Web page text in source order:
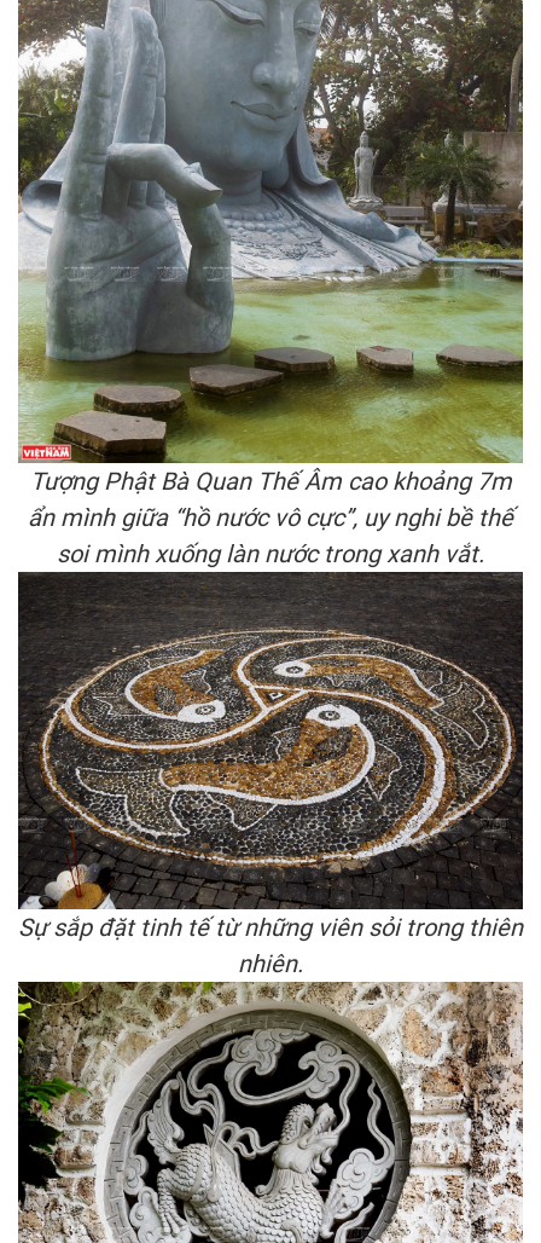
Tượng Phật Bà Quan Thế Âm cao khoảng 7m
ẩn mình giữa “hồ nước vô cực”, uy nghi bề thế
soi mình xuống làn nước trong xanh vắt.
Sự sắp đặt tinh tế từ những viên sỏi trong thiên
nhiên.